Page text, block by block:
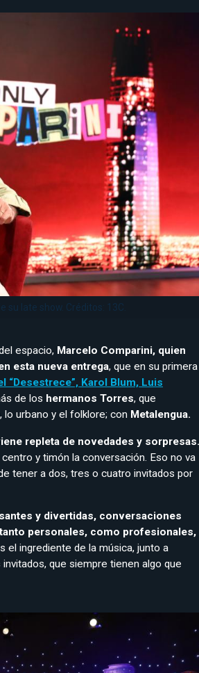
su late show. Créditos: 13C.
espacio, Marcelo Comparini, quien
esta nueva entrega, que en su primera
“Desestrece”, Karol Blum, Luis
de los hermanos Torres, que
lo urbano y el folklore; con Metalengua.
repleta de novedades y sorpresas.
y timón la conversación. Eso no va
tener a dos, tres o cuatro invitados por
y divertidas, conversaciones
personales, como profesionales,
el ingrediente de la música, junto a
que siempre tienen algo que